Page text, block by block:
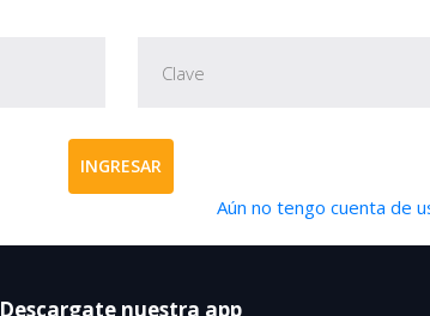
INGRESAR
Aún no tengo cuenta de
Descargate nuestra app